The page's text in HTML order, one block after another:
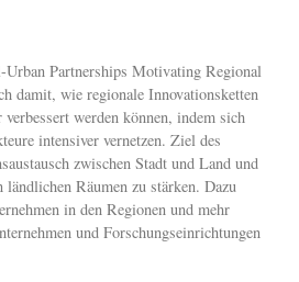
Partnerships Motivating Regional
damit, wie regionale Innovationsketten
werden können, indem sich
intensiver vernetzen. Ziel des
zwischen Stadt und Land und
Räumen zu stärken. Dazu
in den Regionen und mehr
und Forschungseinrichtungen